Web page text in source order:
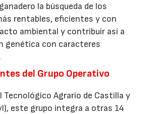
la búsqueda de los
rentables, eficientes y con
ambiental y contribuir así a
genética con caracteres
del Grupo Operativo
Tecnológico Agrario de Castilla y
este grupo integra a otras 14